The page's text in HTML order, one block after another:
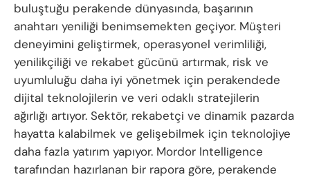
buluştuğu perakende dünyasında, başarının
anahtarı yeniliği benimsemekten geçiyor. Müşteri
deneyimini geliştirmek, operasyonel verimliliği,
yenilikçiliği ve rekabet gücünü artırmak, risk ve
uyumluluğu daha iyi yönetmek için perakendede
dijital teknolojilerin ve veri odaklı stratejilerin
ağırlığı artıyor. Sektör, rekabetçi ve dinamik pazarda
hayatta kalabilmek ve gelişebilmek için teknolojiye
daha fazla yatırım yapıyor. Mordor Intelligence
tarafından hazırlanan bir rapora göre, perakende